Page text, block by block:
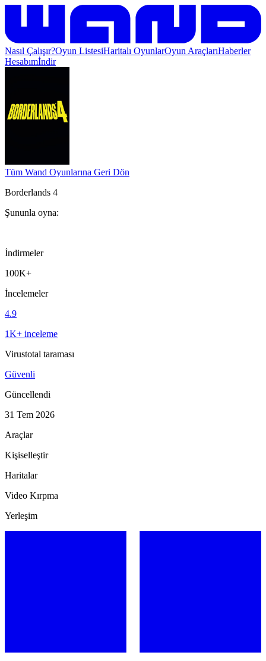
Nasıl Çalışır?Oyun ListesiHaritalı OyunlarOyun AraçlarıHaberler
Hesabımİndir
Tüm Wand Oyunlarına Geri Dön
Borderlands 4
Şununla oyna:
İndirmeler
100K+
İncelemeler
4.9
1K+ inceleme
Virustotal taraması
Güvenli
Güncellendi
31 Tem 2026
Araçlar
Kişiselleştir
Haritalar
Video Kırpma
Yerleşim